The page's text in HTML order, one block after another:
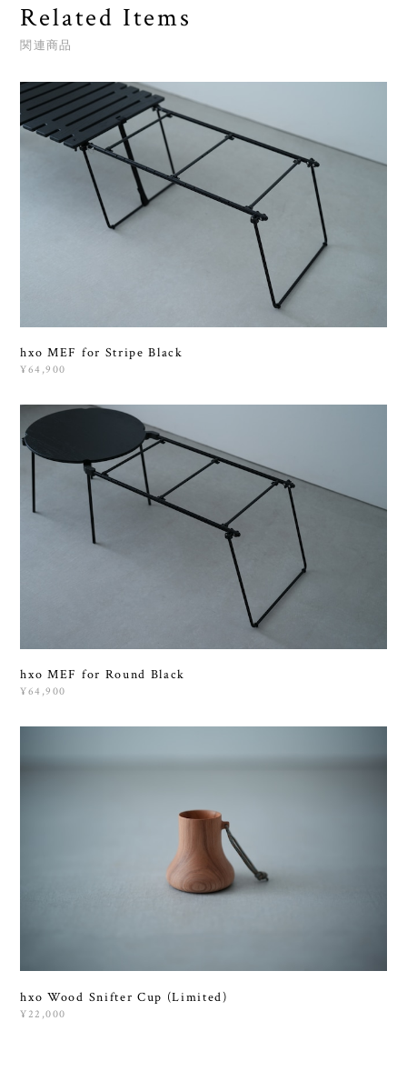
Related Items
関連商品
hxo MEF for Stripe Black
¥64,900
hxo MEF for Round Black
¥64,900
hxo Wood Snifter Cup (Limited)
¥22,000